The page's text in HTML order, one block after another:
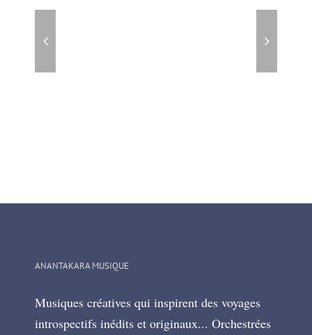
ANANTAKARA MUSIQUE
Musiques créatives qui inspirent des voyages
introspectifs inédits et originaux... Orchestrées